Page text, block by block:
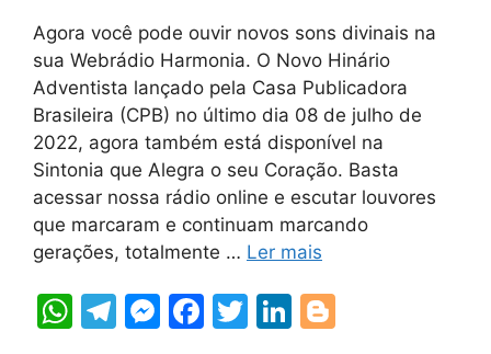
Agora você pode ouvir novos sons divinais na
sua Webrádio Harmonia. O Novo Hinário
Adventista lançado pela Casa Publicadora
Brasileira (CPB) no último dia 08 de julho de
2022, agora também está disponível na
Sintonia que Alegra o seu Coração. Basta
acessar nossa rádio online e escutar louvores
que marcaram e continuam marcando
gerações, totalmente … Ler mais
W T
M F
T
Li